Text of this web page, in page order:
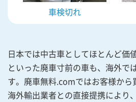
車検切れ
日本では中古車としてほとんど価
といった廃車寸前の車も、海外で
す。廃車無料.comではお客様から
海外輸出業者との直接提携により